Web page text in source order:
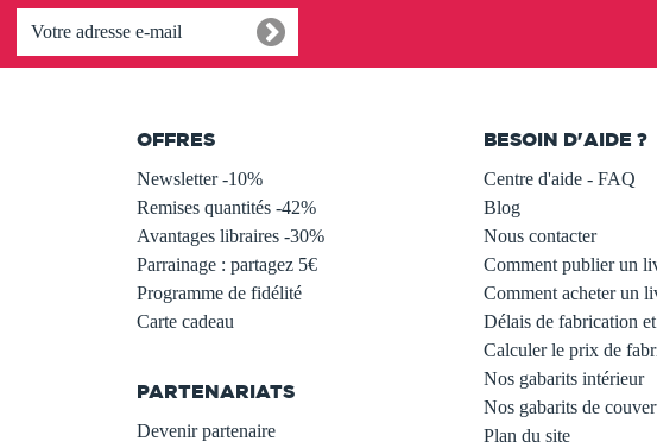
OFFRES
Newsletter -10%
Remises quantités -42%
Avantages libraires -30%
Parrainage : partagez 5€
Programme de fidélité
Carte cadeau
PARTENARIATS
Devenir partenaire
BESOIN D'AIDE ?
Centre d'aide - FAQ
Blog
Nous contacter
Comment publier un
Comment acheter un
Délais de fabrication
Calculer le prix de
Nos gabarits intérieur
Nos gabarits de
Plan du site